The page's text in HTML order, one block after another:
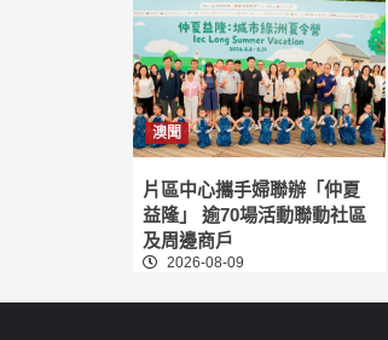
澳聞
片區中心攜手婦聯辦「仲夏
益隆」 逾70場活動聯動社區
及周邊商戶
2026-08-09